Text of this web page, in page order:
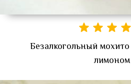
Безалкогольный
лимоном